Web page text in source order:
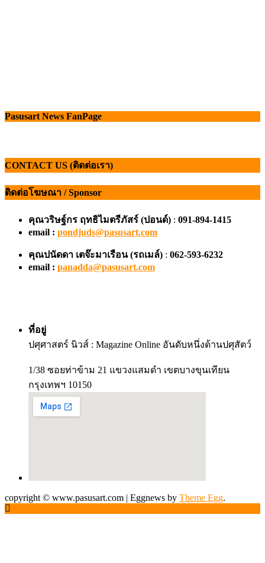
Pasusart News FanPage
CONTACT US (ติดต่อเรา)
ติดต่อโฆษณา / Sponsor
คุณวริษฐ์กร ฤทธิไมตรีภัสร์ (ปอนด์) : 091-894-1415
email : pondjuds@pasusart.com
คุณปนัดดา เตจ๊ะมาเรือน (รถเมล์) : 062-593-6232
email : panadda@pasusart.com
ที่อยู่
ปศุศาสตร์ นิวส์ : Magazine Online อันดับหนึ่งด้านปศุสัตว์
1/38 ซอยท่าข้าม 21 แขวงแสมดำ เขตบางขุนเทียน
กรุงเทพฯ 10150
copyright © www.pasusart.com | Eggnews by Theme Egg.